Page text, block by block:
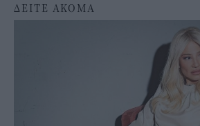
ΔΕΙΤΕ ΑΚΟΜΑ